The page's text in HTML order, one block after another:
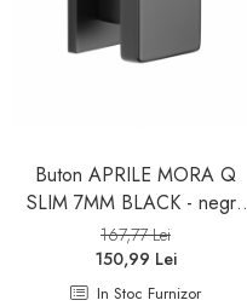
Buton APRILE MORA Q
SLIM 7MM BLACK - negru
mat
167,77 Lei
150,99 Lei
In Stoc Furnizor